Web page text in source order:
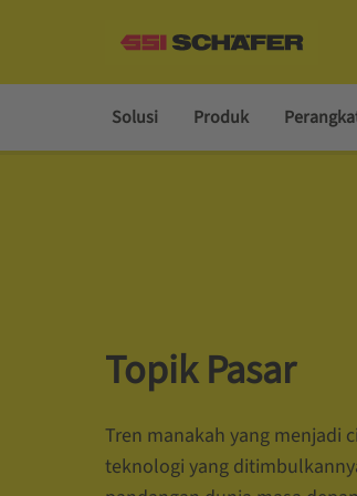
Solusi Produk
Topik Pasar
Tren manakah yang menjadi
teknologi yang